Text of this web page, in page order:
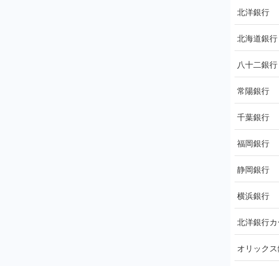
北洋銀行
北海道銀行
八十二銀行
常陽銀行
千葉銀行
福岡銀行
静岡銀行
横浜銀行
北洋銀行
オリック